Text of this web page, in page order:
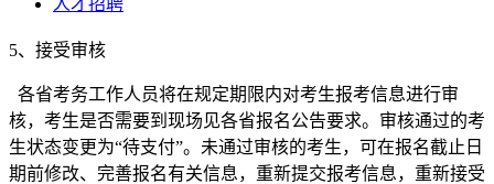
人才招聘
5、接受审核
各省考务工作人员将在规定期限内对考生报考信息进行审
核，考生是否需要到现场见各省报名公告要求。审核通过的考
生状态变更为“待支付”。未通过审核的考生，可在报名截止日
期前修改、完善报名有关信息，重新提交报考信息，重新接受